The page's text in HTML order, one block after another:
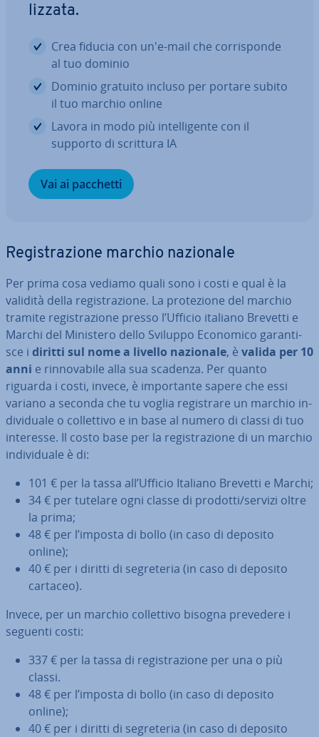
liz­za­ta.
Crea fiducia con un'e-mail che cor­ri­spon­de
al tuo dominio
Dominio gratuito incluso per portare subito
il tuo marchio online
Lavora in modo più in­tel­li­gen­te con il
supporto di scrittura IA
Vai ai pacchetti
Re­gi­stra­zio­ne marchio nazionale
Per prima cosa vediamo quali sono i costi e qual è la
validità della re­gi­stra­zio­ne. La pro­te­zio­ne del marchio
tramite re­gi­stra­zio­ne presso l’Ufficio italiano Brevetti e
Marchi del Ministero dello Sviluppo Economico ga­ran­ti­
sce i diritti sul nome a livello nazionale, è valida per 10
anni e rin­no­va­bi­le alla sua scadenza. Per quanto
riguarda i costi, invece, è im­por­tan­te sapere che essi
variano a seconda che tu voglia re­gi­stra­re un marchio in­
di­vi­dua­le o col­let­ti­vo e in base al numero di classi di tuo
interesse. Il costo base per la re­gi­stra­zio­ne di un marchio
in­di­vi­dua­le è di:
101 € per la tassa all’Ufficio Italiano Brevetti e Marchi;
34 € per tutelare ogni classe di prodotti/servizi oltre
la prima;
48 € per l’imposta di bollo (in caso di deposito
online);
40 € per i diritti di se­gre­te­ria (in caso di deposito
cartaceo).
Invece, per un marchio col­let­ti­vo bisogna prevedere i
seguenti costi:
337 € per la tassa di re­gi­stra­zio­ne per una o più
classi.
48 € per l’imposta di bollo (in caso di deposito
online);
40 € per i diritti di se­gre­te­ria (in caso di deposito